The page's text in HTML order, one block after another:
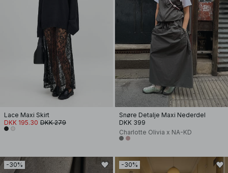
Lace Maxi Skirt
DKK 195.30 DKK 279
Snøre Detalje Maxi Nederdel
DKK 399
Charlotte Olivia x NA-KD
-30% -30%